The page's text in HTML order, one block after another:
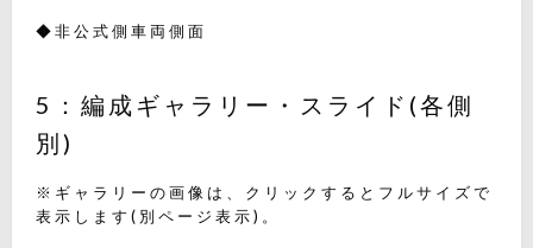
◆非公式側車両側面
5：編成ギャラリー・スライド(各側
別)
※ギャラリーの画像は、クリックするとフルサイズで
表示します(別ページ表示)。